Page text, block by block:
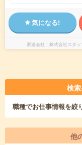
気になる!
派遣会社 株式会社スタ
検
職種でお仕事情報を絞
他